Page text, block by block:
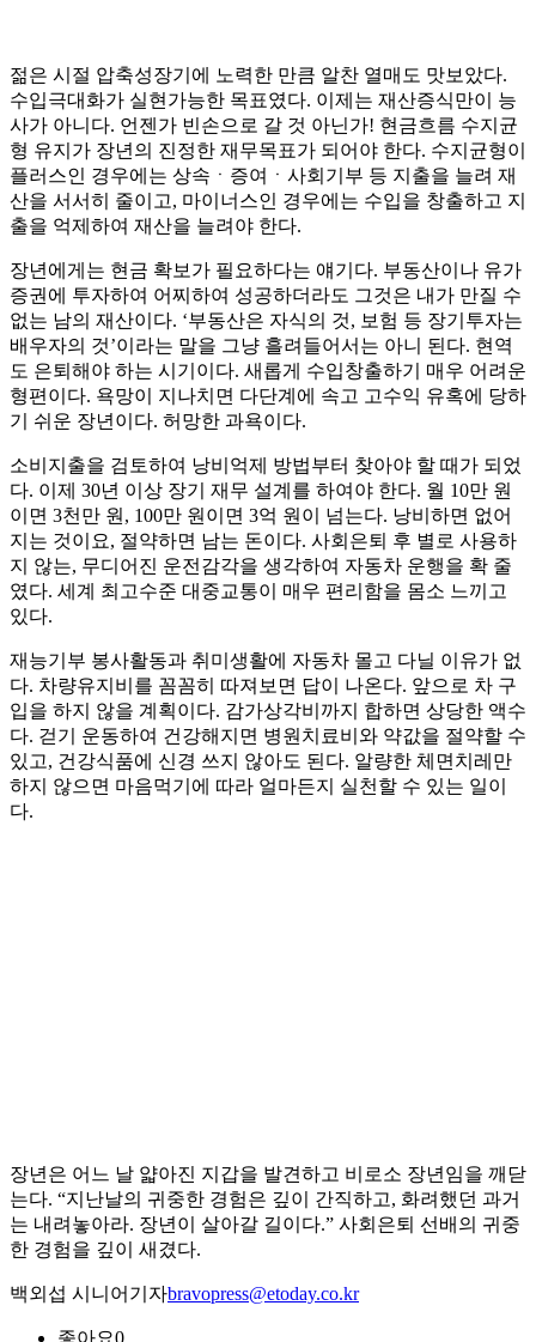
젊은 시절 압축성장기에 노력한 만큼 알찬 열매도 맛보았다.
수입극대화가 실현가능한 목표였다. 이제는 재산증식만이 능
사가 아니다. 언젠가 빈손으로 갈 것 아닌가! 현금흐름 수지균
형 유지가 장년의 진정한 재무목표가 되어야 한다. 수지균형이
플러스인 경우에는 상속ㆍ증여ㆍ사회기부 등 지출을 늘려 재
산을 서서히 줄이고, 마이너스인 경우에는 수입을 창출하고 지
출을 억제하여 재산을 늘려야 한다.
장년에게는 현금 확보가 필요하다는 얘기다. 부동산이나 유가
증권에 투자하여 어찌하여 성공하더라도 그것은 내가 만질 수
없는 남의 재산이다. ‘부동산은 자식의 것, 보험 등 장기투자는
배우자의 것’이라는 말을 그냥 흘려들어서는 아니 된다. 현역
도 은퇴해야 하는 시기이다. 새롭게 수입창출하기 매우 어려운
형편이다. 욕망이 지나치면 다단계에 속고 고수익 유혹에 당하
기 쉬운 장년이다. 허망한 과욕이다.
소비지출을 검토하여 낭비억제 방법부터 찾아야 할 때가 되었
다. 이제 30년 이상 장기 재무 설계를 하여야 한다. 월 10만 원
이면 3천만 원, 100만 원이면 3억 원이 넘는다. 낭비하면 없어
지는 것이요, 절약하면 남는 돈이다. 사회은퇴 후 별로 사용하
지 않는, 무디어진 운전감각을 생각하여 자동차 운행을 확 줄
였다. 세계 최고수준 대중교통이 매우 편리함을 몸소 느끼고
있다.
재능기부 봉사활동과 취미생활에 자동차 몰고 다닐 이유가 없
다. 차량유지비를 꼼꼼히 따져보면 답이 나온다. 앞으로 차 구
입을 하지 않을 계획이다. 감가상각비까지 합하면 상당한 액수
다. 걷기 운동하여 건강해지면 병원치료비와 약값을 절약할 수
있고, 건강식품에 신경 쓰지 않아도 된다. 알량한 체면치레만
하지 않으면 마음먹기에 따라 얼마든지 실천할 수 있는 일이
다.
장년은 어느 날 얇아진 지갑을 발견하고 비로소 장년임을 깨닫
는다. “지난날의 귀중한 경험은 깊이 간직하고, 화려했던 과거
는 내려놓아라. 장년이 살아갈 길이다.” 사회은퇴 선배의 귀중
한 경험을 깊이 새겼다.
백외섭 시니어기자bravopress@etoday.co.kr